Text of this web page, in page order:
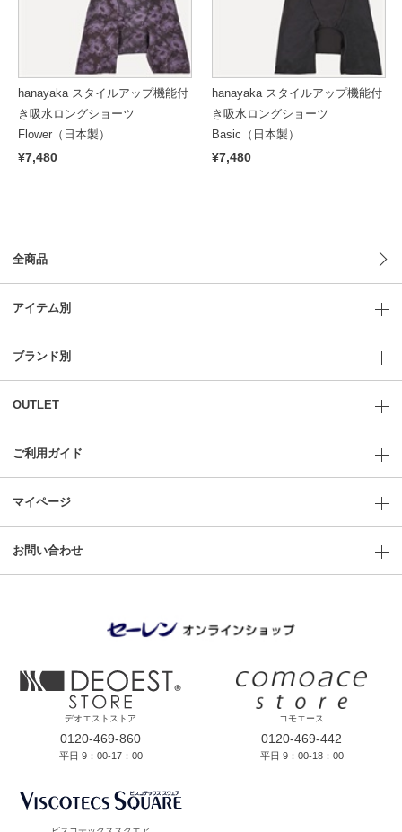
hanayaka スタイルアップ機能付
き吸水ロングショーツ
Flower（日本製）
¥7,480
hanayaka スタイルアップ機能付
き吸水ロングショーツ
Basic（日本製）
¥7,480
全商品
アイテム別
ブランド別
OUTLET
ご利用ガイド
マイページ
お問い合わせ
デオエストストア
0120-469-860
平日 9：00-17：00
コモエース
0120-469-442
平日 9：00-18：00